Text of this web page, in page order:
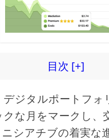
o
目次 [+]
デジタルポートフォ
な月をマークし、
シアチブの着実な